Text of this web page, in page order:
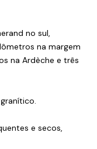
no sul,
na margem
na Ardèche e três
e secos,